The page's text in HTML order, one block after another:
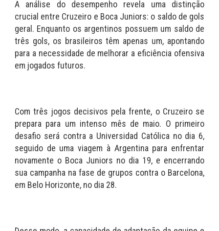
A análise do desempenho revela uma distinção
crucial entre Cruzeiro e Boca Juniors: o saldo de gols
geral. Enquanto os argentinos possuem um saldo de
três gols, os brasileiros têm apenas um, apontando
para a necessidade de melhorar a eficiência ofensiva
em jogados futuros.
Com três jogos decisivos pela frente, o Cruzeiro se
prepara para um intenso mês de maio. O primeiro
desafio será contra a Universidad Católica no dia 6,
seguido de uma viagem à Argentina para enfrentar
novamente o Boca Juniors no dia 19, e encerrando
sua campanha na fase de grupos contra o Barcelona,
em Belo Horizonte, no dia 28.